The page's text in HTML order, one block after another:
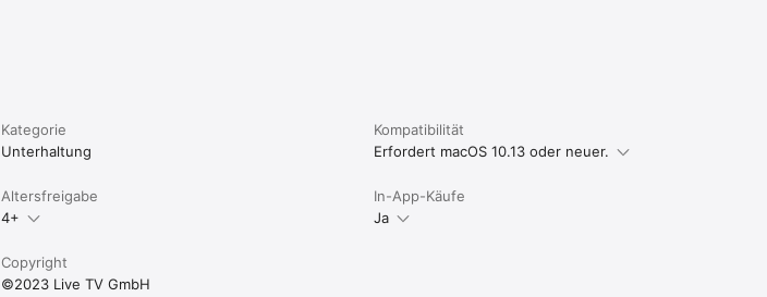
Kategorie
Unterhaltung
Kompatibilität
Erfordert macOS 10.13 oder neuer.
Altersfreigabe
4+
In-App-Käufe
Ja
Copyright
©2023 Live TV GmbH